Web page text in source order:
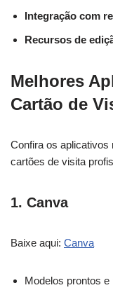
Integração com
Recursos de
Melhores
Cartão de
Confira os aplicativos
cartões de visita
1. Canva
Baixe aqui: Canva
Modelos prontos